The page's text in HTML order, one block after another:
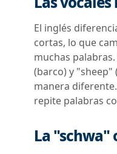
El inglés
cortas, lo que
muchas
(barco) y "sheep"
manera
repite palabras
La "schwa"